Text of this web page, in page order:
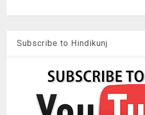
Subscribe to Hindikunj